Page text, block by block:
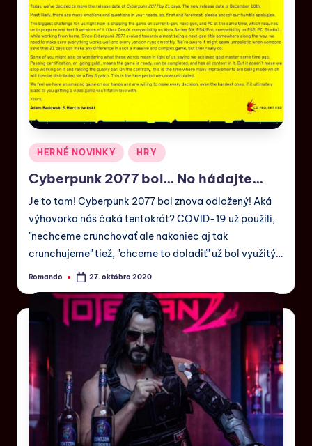
HERNÉ NOVINKY HRY
Cyberpunk 2077 bol… No hádajte…
Je to tam! Cyberpunk 2077 bol znova odložený! Aká
výhovorka nás čaká tentokrát? COVID-19 už použili,
"nechceme crunchovať ale nakoniec aj tak
crunchujeme" tiež, "chceme to doladiť" už bol využitý…
Romando 27. októbra 2020